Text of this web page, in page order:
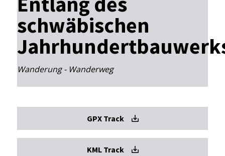
schwäbischen
Wanderung - Wanderweg
GPX Track
KML Track